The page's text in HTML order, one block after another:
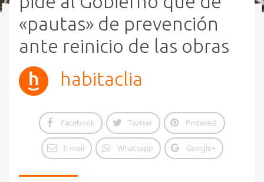
«pautas» de prevención
ante reinicio de las obras
habitaclia
Facebook Twitter Pinterest
E-mail Whatsapp Google+